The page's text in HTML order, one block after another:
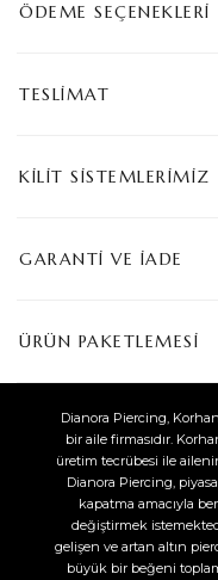
ÖDEME SEÇENEKLERI
TESLIMAT
KILIT SISTEMLERIMIZ
GARANTI VE İADE
ÜRÜN PAKETLEMESI
Dianora Piercing,
bir aile firmasıdır.
üretim tecrübesi ile
Dianora Piercing,
kapatma amacıyla
değiştirmek
gelişen ve artan altın
büyük bir beğeni